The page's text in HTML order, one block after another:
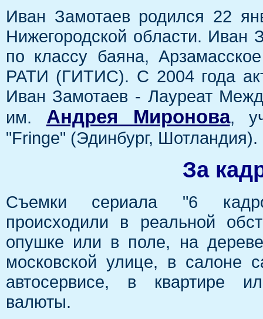
Иван Замотаев родился 22
Нижегородской области. Иван
по классу баяна,
РАТИ (ГИТИС). С 2004 года
Иван Замотаев - Лауреат
им. Андрея Миронова,
"Fringe" (Эдинбург, Шотландия).
За
Съемки сериала "6
происходили в реальной
опушке или в поле, на
московской улице, в салоне
автосервисе, в квартире
валюты.